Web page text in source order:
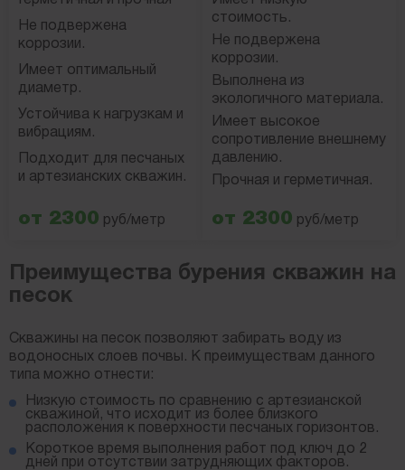
Не подвержена
коррозии.
Имеет оптимальный
диаметр.
Устойчива к нагрузкам и
вибрациям.
Подходит для песчаных
и артезианских скважин.
от 2300 руб/метр
стоимость.
Не подвержена
коррозии.
Выполнена из
экологичного материала.
Имеет высокое
сопротивление внешнему
давлению.
Прочная и герметичная.
от 2300 руб/метр
Преимущества бурения скважин на
песок
Скважины на песок позволяют забирать воду из
водоносных слоев почвы. К преимуществам данного
типа можно отнести:
Низкую стоимость по сравнению с артезианской
скважиной, что исходит из более близкого
расположения к поверхности песчаных горизонтов.
Короткое время выполнения работ под ключ до 2
дней при отсутствии затрудняющих факторов.